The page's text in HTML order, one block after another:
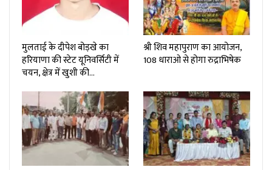
मुलताई के दीपेश बोड़खे का
हरियाणा की स्टेट यूनिवर्सिटी में
चयन, क्षेत्र में खुशी की…
श्री शिव महापुराण का आयोजन,
108 धाराओ से होगा रुद्राभिषेक